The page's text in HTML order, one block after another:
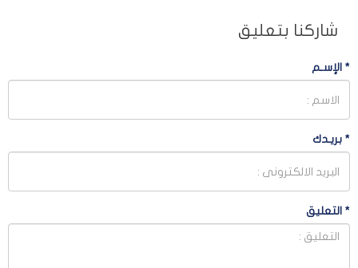
شاركنا بتعليق
* الإسـم
* بريـدك
* التعليق